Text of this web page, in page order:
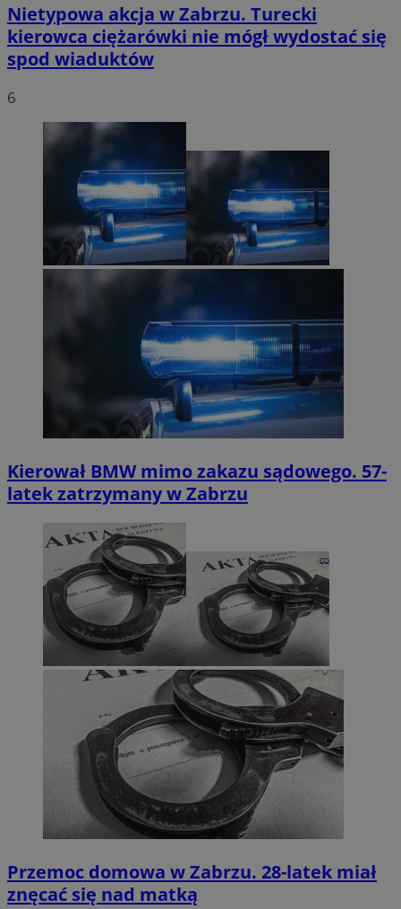
Nietypowa akcja w Zabrzu. Turecki
kierowca ciężarówki nie mógł wydostać się
spod wiaduktów
6
Kierował BMW mimo zakazu sądowego. 57-
latek zatrzymany w Zabrzu
Przemoc domowa w Zabrzu. 28-latek miał
znęcać się nad matką